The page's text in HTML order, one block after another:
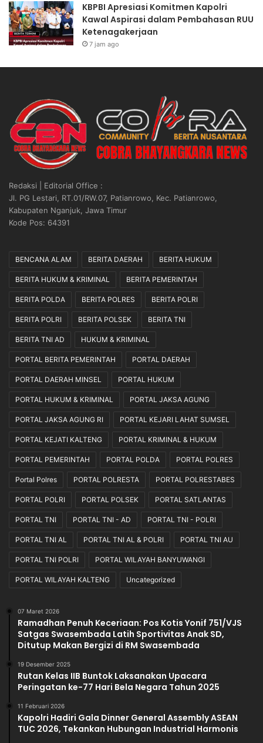
KBPBI Apresiasi Komitmen Kapolri
Kawal Aspirasi dalam Pembahasan RUU
Ketenagakerjaan
7 jam ago
Redaksi | Editorial Office :
Jl. PG Lestari, RT.01/RW.07, Patianrowo, Kec. Patianrowo,
Kabupaten Nganjuk, Jawa Timur
Kode Pos: 64391
BENCANA ALAM BERITA DAERAH BERITA HUKUM
BERITA HUKUM & KRIMINAL BERITA PEMERINTAH
BERITA POLDA BERITA POLRES BERITA POLRI
BERITA POLRI BERITA POLSEK BERITA TNI
BERITA TNI AD HUKUM & KRIMINAL
PORTAL BERITA PEMERINTAH PORTAL DAERAH
PORTAL DAERAH MINSEL PORTAL HUKUM
PORTAL HUKUM & KRIMINAL PORTAL JAKSA AGUNG
PORTAL JAKSA AGUNG RI PORTAL KEJARI LAHAT SUMSEL
PORTAL KEJATI KALTENG PORTAL KRIMINAL & HUKUM
PORTAL PEMERINTAH PORTAL POLDA PORTAL POLRES
Portal Polres PORTAL POLRESTA PORTAL POLRESTABES
PORTAL POLRI PORTAL POLSEK PORTAL SATLANTAS
PORTAL TNI PORTAL TNI - AD PORTAL TNI - POLRI
PORTAL TNI AL PORTAL TNI AL & POLRI PORTAL TNI AU
PORTAL TNI POLRI PORTAL WILAYAH BANYUWANGI
PORTAL WILAYAH KALTENG Uncategorized
07 Maret 2026
Ramadhan Penuh Keceriaan: Pos Kotis Yonif 751/VJS
Satgas Swasembada Latih Sportivitas Anak SD,
Ditutup Makan Bergizi di RM Swasembada
19 Desember 2025
Rutan Kelas IIB Buntok Laksanakan Upacara
Peringatan ke-77 Hari Bela Negara Tahun 2025
11 Februari 2026
Kapolri Hadiri Gala Dinner General Assembly ASEAN
TUC 2026, Tekankan Hubungan Industrial Harmonis